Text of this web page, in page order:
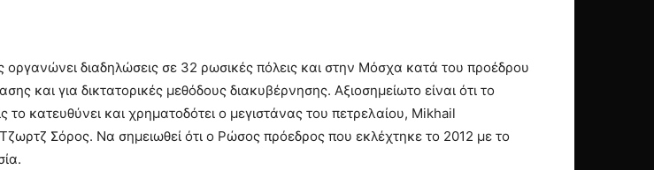
διαδηλώσεις σε 32 ρωσικές πόλεις και στην Μόσχα κατά του προέδρου
και για δικτατορικές μεθόδους διακυβέρνησης. Αξιοσημείωτο είναι ότι το
κατευθύνει και χρηματοδότει ο μεγιστάνας του πετρελαίου, Mikhail
Σόρος. Να σημειωθεί ότι ο Ρώσος πρόεδρος που εκλέχτηκε το 2012 με το